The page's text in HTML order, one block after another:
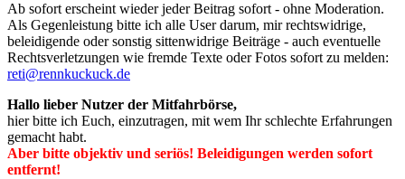
Ab sofort erscheint wieder jeder Beitrag sofort - ohne Moderation.
Als Gegenleistung bitte ich alle User darum, mir rechtswidrige,
beleidigende oder sonstig sittenwidrige Beiträge - auch eventuelle
Rechtsverletzungen wie fremde Texte oder Fotos sofort zu melden:
reti@rennkuckuck.de
Hallo lieber Nutzer der Mitfahrbörse,
hier bitte ich Euch, einzutragen, mit wem Ihr schlechte Erfahrungen
gemacht habt.
Aber bitte objektiv und seriös! Beleidigungen werden sofort
entfernt!